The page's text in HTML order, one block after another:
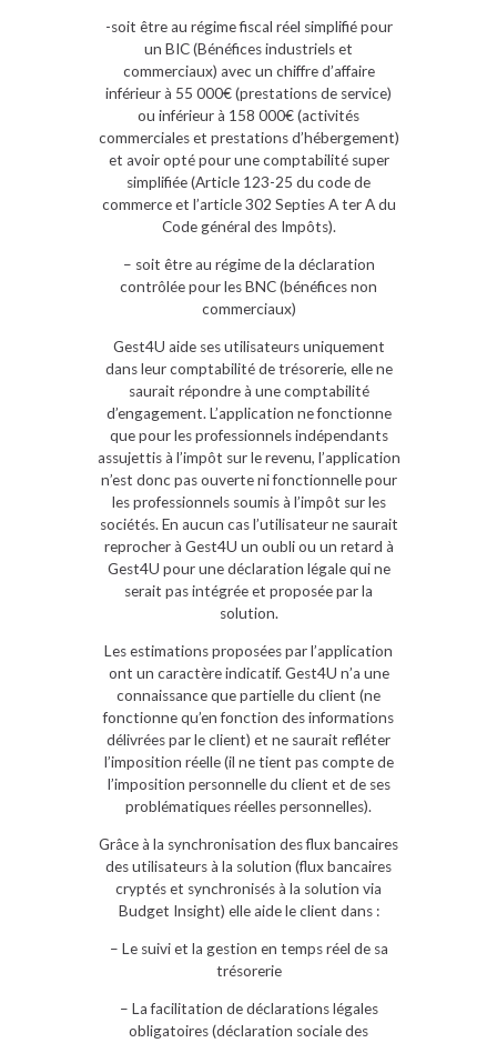
-soit être au régime fiscal réel simplifié pour
un BIC (Bénéfices industriels et
commerciaux) avec un chiffre d’affaire
inférieur à 55 000€ (prestations de service)
ou inférieur à 158 000€ (activités
commerciales et prestations d’hébergement)
et avoir opté pour une comptabilité super
simplifiée (Article 123-25 du code de
commerce et l’article 302 Septies A ter A du
Code général des Impôts).
– soit être au régime de la déclaration
contrôlée pour les BNC (bénéfices non
commerciaux)
Gest4U aide ses utilisateurs uniquement
dans leur comptabilité de trésorerie, elle ne
saurait répondre à une comptabilité
d’engagement. L’application ne fonctionne
que pour les professionnels indépendants
assujettis à l’impôt sur le revenu, l’application
n’est donc pas ouverte ni fonctionnelle pour
les professionnels soumis à l’impôt sur les
sociétés. En aucun cas l’utilisateur ne saurait
reprocher à Gest4U un oubli ou un retard à
Gest4U pour une déclaration légale qui ne
serait pas intégrée et proposée par la
solution.
Les estimations proposées par l’application
ont un caractère indicatif. Gest4U n’a une
connaissance que partielle du client (ne
fonctionne qu’en fonction des informations
délivrées par le client) et ne saurait refléter
l’imposition réelle (il ne tient pas compte de
l’imposition personnelle du client et de ses
problématiques réelles personnelles).
Grâce à la synchronisation des flux bancaires
des utilisateurs à la solution (flux bancaires
cryptés et synchronisés à la solution via
Budget Insight) elle aide le client dans :
– Le suivi et la gestion en temps réel de sa
trésorerie
– La facilitation de déclarations légales
obligatoires (déclaration sociale des